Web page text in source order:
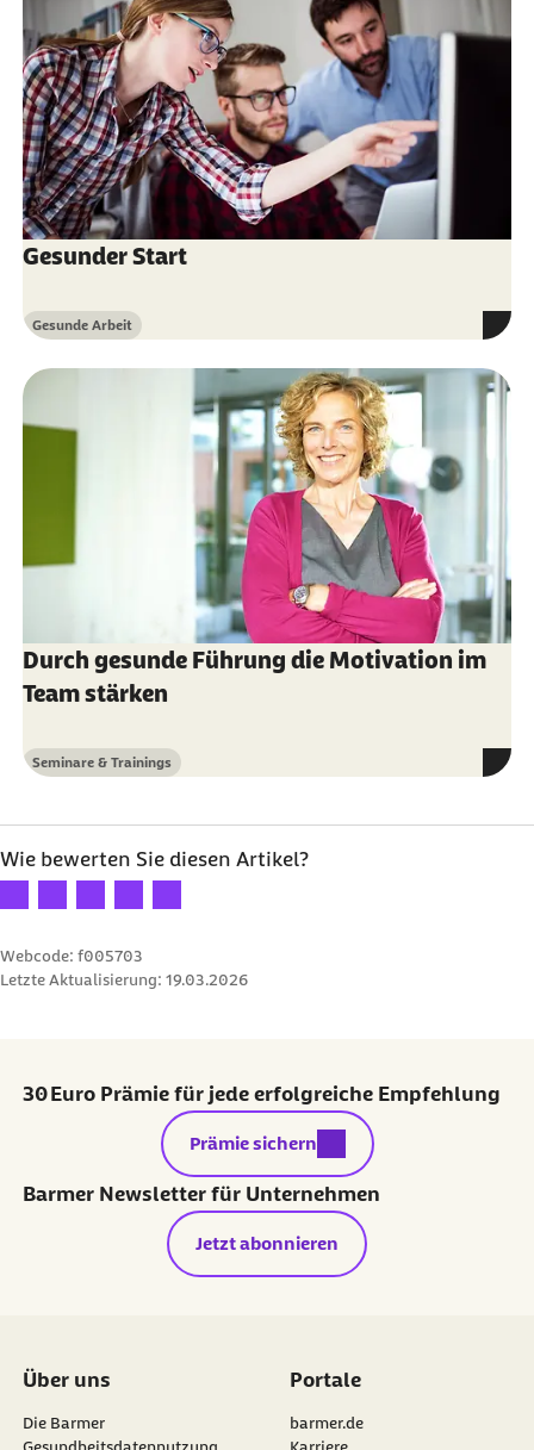
Gesunder Start
Kategorie
Gesunde Arbeit
Durch gesunde Führung die Motivation im
Team stärken
Kategorie
Seminare & Trainings
Wie bewerten Sie diesen Artikel?
Ihre Bewertung: 1 Stern
Ihre Bewertung: 2 Sterne
Ihre Bewertung: 3 Sterne
Ihre Bewertung: 4 Sterne
Ihre Bewertung: 5 Sterne
Webcode: f005703
Letzte Aktualisierung: 19.03.2026
30 Euro Prämie für jede erfolgreiche Empfehlung
externer Link:
Prämie sichern
Barmer Newsletter für Unternehmen
Jetzt abonnieren
Über uns
Die Barmer
Gesundheitsdatennutzung
Portale
barmer.de
Karriere